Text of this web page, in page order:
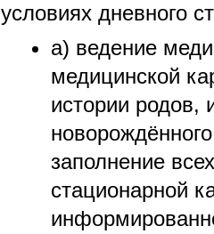
условиях дневного
а) ведение
медицинской
истории родов,
заполнение
стационарной